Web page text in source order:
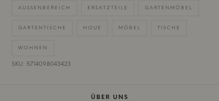
AUSSENBEREICH ERSATZTEILE GARTENMÖBEL
GARTENTISCHE HOUE MÖBEL TISCHE
WOHNEN
SKU: 5714098043423
ÜBER UNS